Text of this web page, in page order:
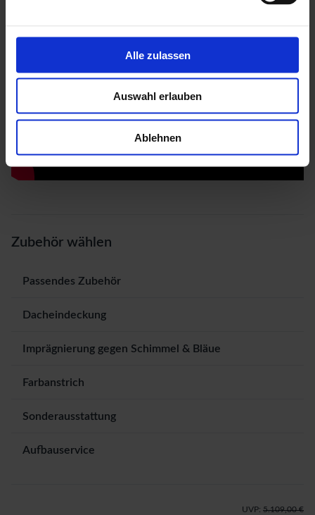
Alle zulassen
Auswahl erlauben
Ablehnen
Zubehör wählen
Passendes Zubehör
Dacheindeckung
Imprägnierung gegen Schimmel & Bläue
Farbanstrich
Sonderausstattung
Aufbauservice
UVP: 5.109,00 €